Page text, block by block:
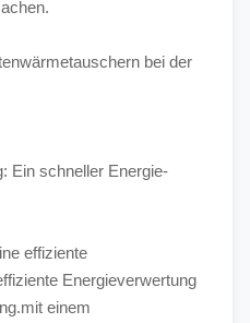
bei der
Ein schneller Energie-
effiziente
Energieverwertung
einem